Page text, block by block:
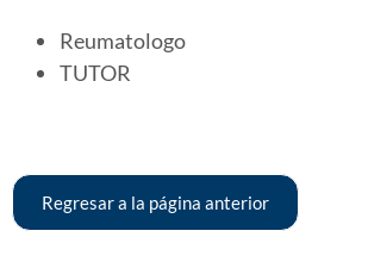
Reumatologo
TUTOR
Regresar a la página anterior